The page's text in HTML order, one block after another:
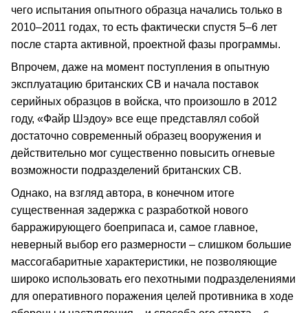
чего испытания опытного образца начались только в
2010–2011 годах, то есть фактически спустя 5–6 лет
после старта активной, проектной фазы программы.
Впрочем, даже на момент поступления в опытную
эксплуатацию британских СВ и начала поставок
серийных образцов в войска, что произошло в 2012
году, «Файр Шэдоу» все еще представлял собой
достаточно современный образец вооружения и
действительно мог существенно повысить огневые
возможности подразделений британских СВ.
Однако, на взгляд автора, в конечном итоге
существенная задержка с разработкой нового
барражирующего боеприпаса и, самое главное,
неверный выбор его размерности – слишком большие
массогабаритные характеристики, не позволяющие
широко использовать его пехотными подразделениями
для оперативного поражения целей противника в ходе